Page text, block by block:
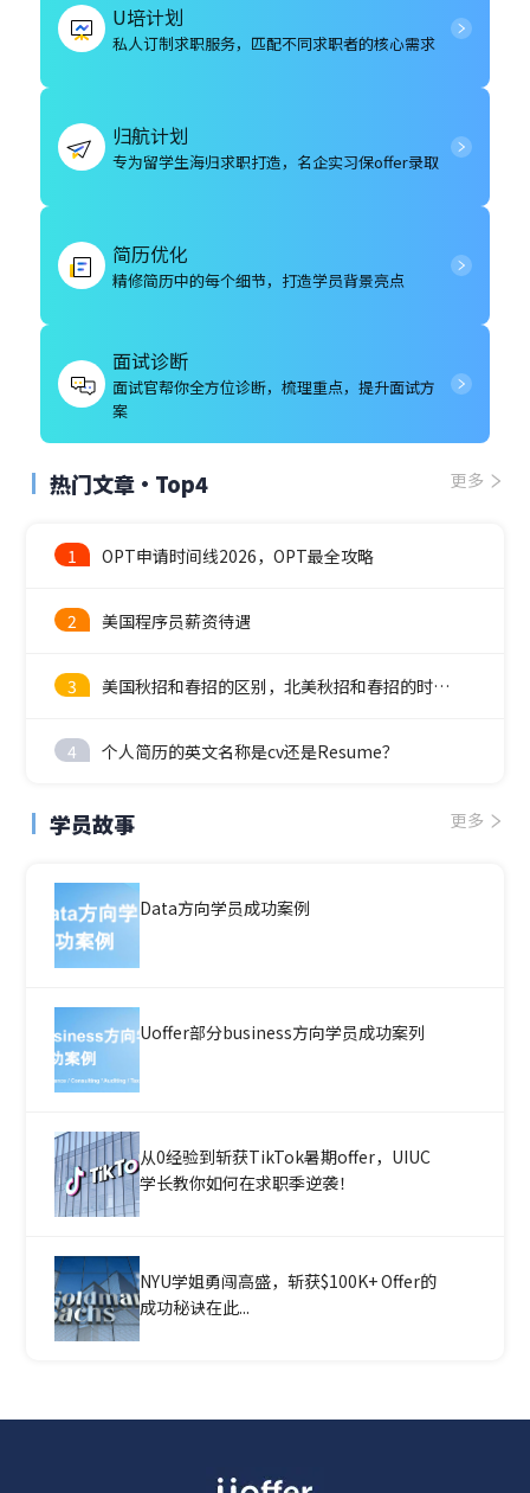
U培计划
私人订制求职服务，匹配不同求职者的核心需求
归航计划
专为留学生海归求职打造，名企实习保offer录取
简历优化
精修简历中的每个细节，打造学员背景亮点
面试诊断
面试官帮你全方位诊断，梳理重点，提升面试方
案
热门文章·Top4 更多
1 OPT申请时间线2026，OPT最全攻略
2 美国程序员薪资待遇
3 美国秋招和春招的区别，北美秋招和春招的时间线
4 个人简历的英文名称是cv还是Resume？
学员故事 更多
Data方向学员成功案例
Uoffer部分business方向学员成功案列
从0经验到斩获TikTok暑期offer，UIUC
学长教你如何在求职季逆袭！
NYU学姐勇闯高盛，斩获$100K+ Offer的
成功秘诀在此...